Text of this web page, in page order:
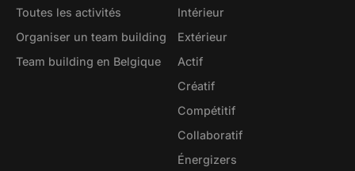
Toutes les activités
Organiser un team building
Team building en Belgique
Intérieur
Extérieur
Actif
Créatif
Compétitif
Collaboratif
Énergizers